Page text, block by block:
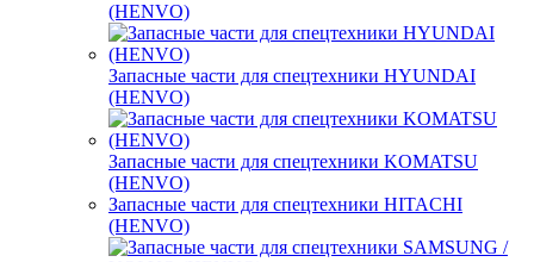
(HENVO)
Запасные части для спецтехники HYUNDAI
(HENVO)
Запасные части для спецтехники KOMATSU
(HENVO)
Запасные части для спецтехники HITACHI
(HENVO)